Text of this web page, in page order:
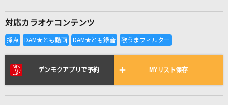
全国りれき
リアルタイムで歌われている曲の一覧
対応カラオケコンテンツ
デンモクアプリで予約 MYリスト保存